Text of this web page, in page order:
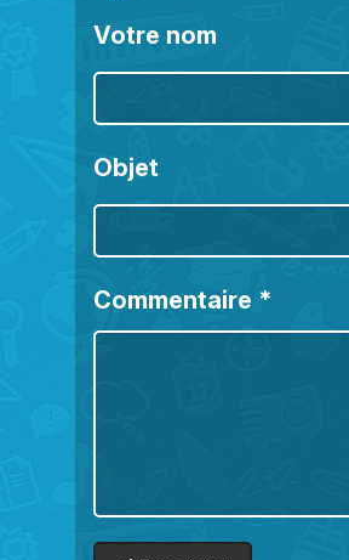
Votre nom
Objet
Commentaire *